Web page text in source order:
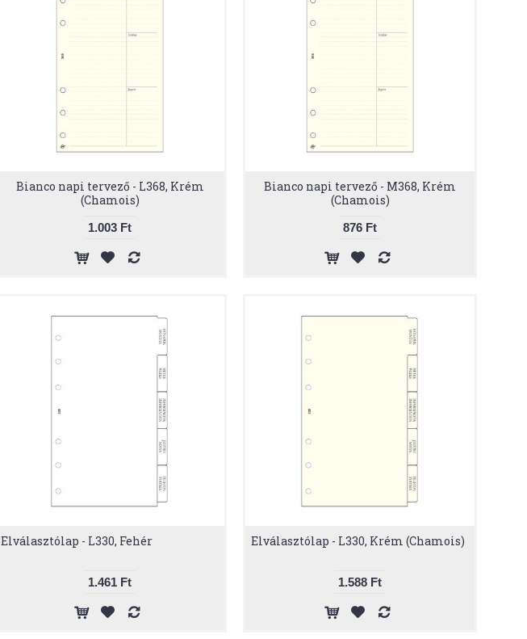
Bianco napi tervező - L368, Krém
(Chamois)
1.003 Ft
Bianco napi tervező - M368, Krém
(Chamois)
876 Ft
Elválasztólap - L330, Fehér
1.461 Ft
Elválasztólap - L330, Krém (Chamois)
1.588 Ft